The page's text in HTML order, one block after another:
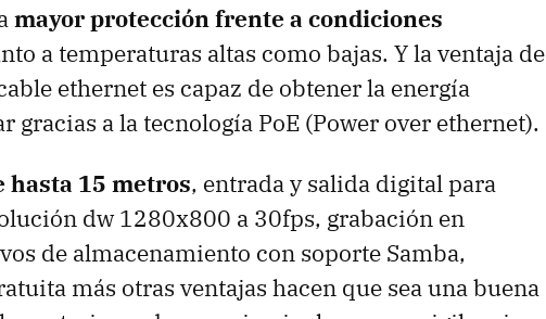
mayor protección frente a condiciones
a temperaturas altas como bajas. Y la ventaja de
ethernet es capaz de obtener la energía
gracias a la tecnología PoE (Power over ethernet).
15 metros, entrada y salida digital para
dw 1280x800 a 30fps, grabación en
de almacenamiento con soporte Samba,
más otras ventajas hacen que sea una buena